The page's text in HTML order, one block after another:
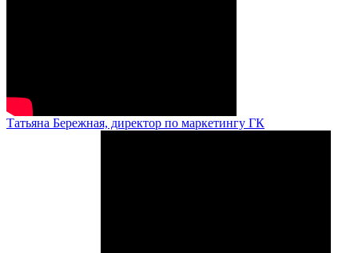
Татьяна Бережная, директор по маркетингу ГК